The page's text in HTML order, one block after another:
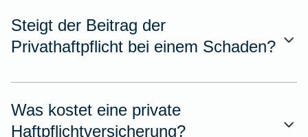
Steigt der Beitrag der
Privathaftpflicht bei einem Schaden?
Was kostet eine private
Haftpflichtversicherung?